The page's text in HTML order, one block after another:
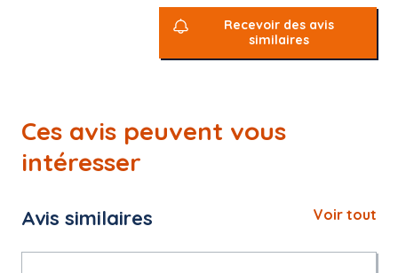
Recevoir des avis
similaires
Ces avis peuvent vous
intéresser
Avis similaires Voir tout